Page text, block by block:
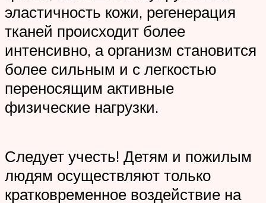
эластичность кожи, регенерация
тканей происходит более
интенсивно, а организм становится
более сильным и с легкостью
переносящим активные
физические нагрузки.
Следует учесть! Детям и пожилым
людям осуществляют только
кратковременное воздействие на